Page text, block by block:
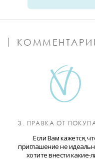
3. ПРАВКА ОТ
Если Вам кажется,
приглашение не
хотите внести какие-